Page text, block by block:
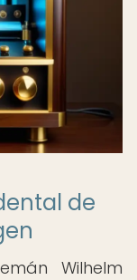
de
Wilhelm